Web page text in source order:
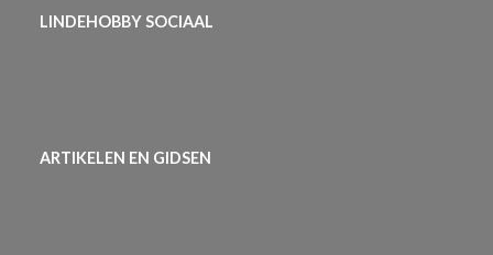
LINDEHOBBY SOCIAAL
ARTIKELEN EN GIDSEN